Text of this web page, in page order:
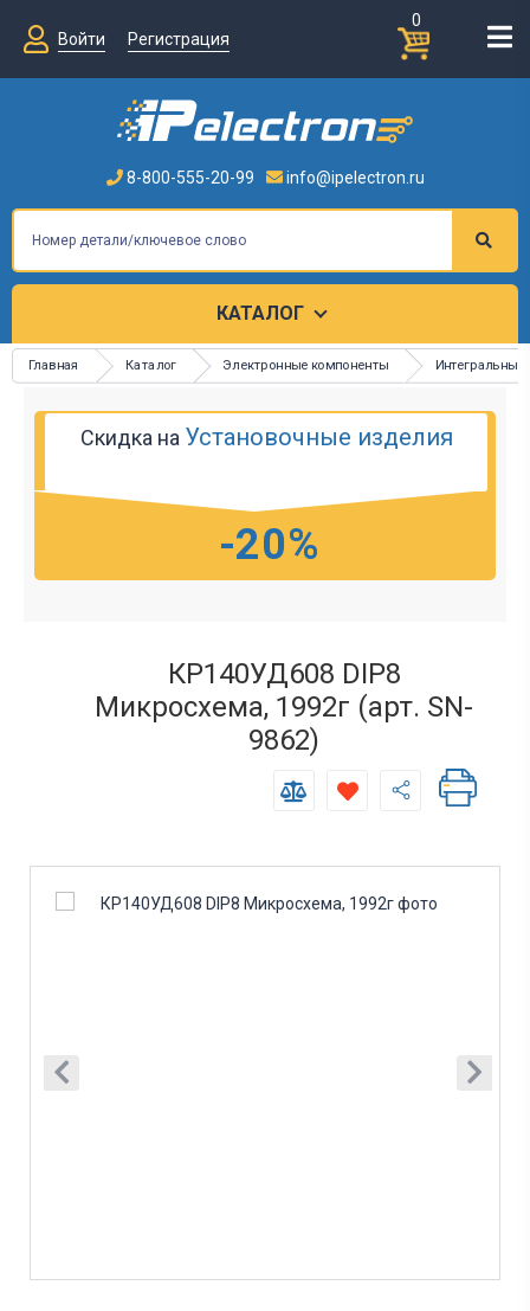
0
Войти
Регистрация
8-800-555-20-99 info@ipelectron.ru
КАТАЛОГ
Главная Каталог Электронные компоненты Интегральные
Скидка на Установочные изделия
-20%
КР140УД608 DIP8
Микросхема, 1992г (арт. SN-
9862)